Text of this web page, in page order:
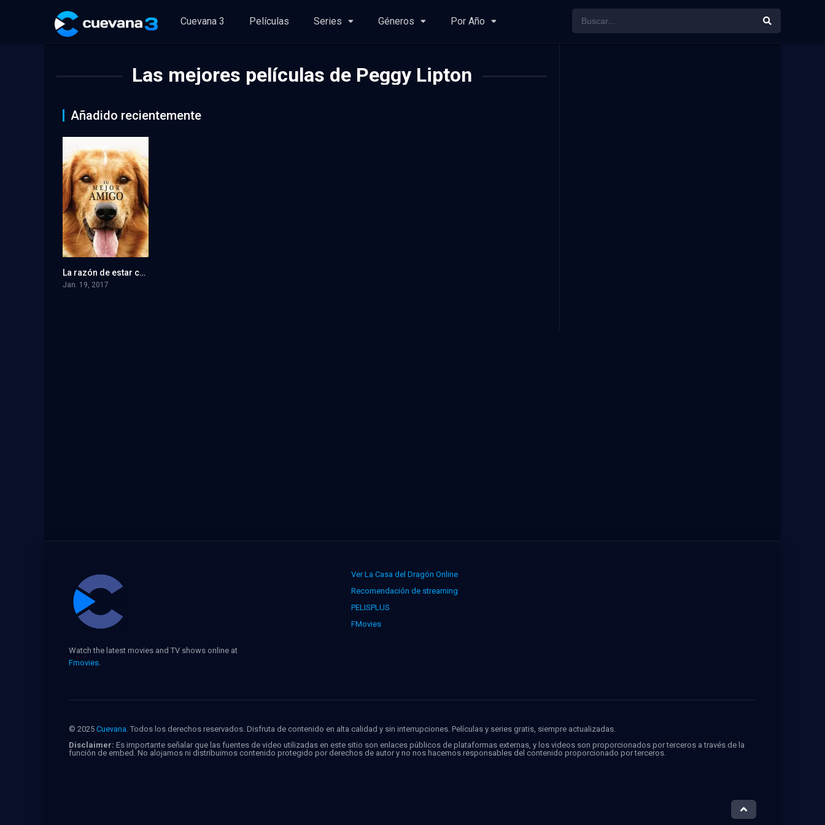
Cuevana 3 Películas Series Géneros Por Año
Las mejores películas de Peggy Lipton
Añadido recientemente
7.3La razón de estar contigo
Jan. 19, 2017
Ver La Casa del Dragón Online
Recomendación de streaming
PELISPLUS
FMovies
Watch the latest movies and TV shows online at
Fmovies.
© 2025 Cuevana. Todos los derechos reservados. Disfruta de contenido en alta calidad y sin interrupciones. Películas y series gratis, siempre actualizadas.
Disclaimer: Es importante señalar que las fuentes de video utilizadas en este sitio son enlaces públicos de plataformas externas, y los videos son proporcionados por terceros a través de la
función de embed. No alojamos ni distribuimos contenido protegido por derechos de autor y no nos hacemos responsables del contenido proporcionado por terceros.